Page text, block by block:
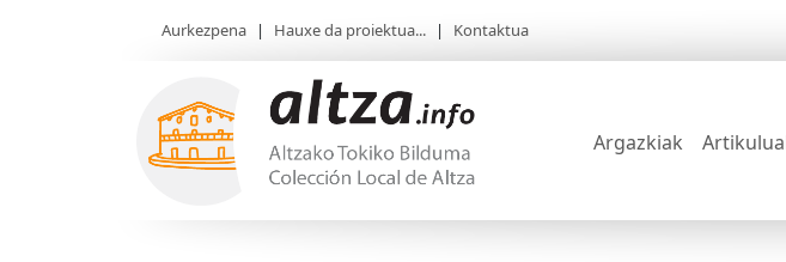
Aurkezpena | Hauxe da proiektua... | Kontaktua
Argazkiak